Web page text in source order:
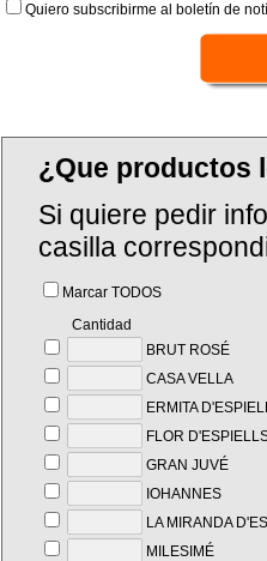
Quiero subscribirme al boletín de
¿Que productos
Si quiere pedir
casilla
Marcar TODOS
Cantidad
BRUT ROSÉ
CASA VELLA
ERMITA
FLOR
GRAN JUVÉ
IOHANNES
LA MIRANDA
MILESIMÉ